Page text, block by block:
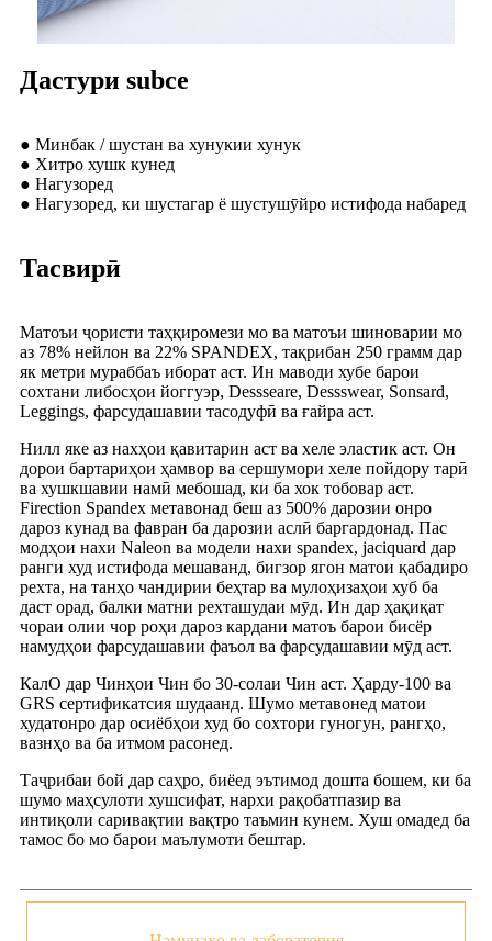
Дастури subce
● Минбак / шустан ва хунукии хунук
● Хитро хушк кунед
● Нагузоред
● Нагузоред, ки шустагар ё шустушӯйро истифода набаред
Тасвирӣ
Матоъи ҷористи таҳқиромези мо ва матоъи шиноварии мо
аз 78% нейлон ва 22% SPANDEX, тақрибан 250 грамм дар
як метри мураббаъ иборат аст. Ин маводи хубе барои
сохтани либосҳои йоггуэр, Dessseare, Dessswear, Sonsard,
Leggings, фарсудашавии тасодуфӣ ва ғайра аст.
Нилл яке аз нахҳои қавитарин аст ва хеле эластик аст. Он
дорои бартариҳои ҳамвор ва сершумори хеле пойдору тарӣ
ва хушкшавии намӣ мебошад, ки ба хок тобовар аст.
Firection Spandex метавонад беш аз 500% дарозии онро
дароз кунад ва фавран ба дарозии аслӣ баргардонад. Пас
модҳои нахи Naleon ва модели нахи spandex, jaciquard дар
ранги худ истифода мешаванд, бигзор ягон матои қабадиро
рехта, на танҳо чандирии беҳтар ва мулоҳизаҳои хуб ба
даст орад, балки матни рехташудаи мӯд. Ин дар ҳақиқат
чораи олии чор роҳи дароз кардани матоъ барои бисёр
намудҳои фарсудашавии фаъол ва фарсудашавии мӯд аст.
КалО дар Чинҳои Чин бо 30-солаи Чин аст. Ҳарду-100 ва
GRS сертификатсия шудаанд. Шумо метавонед матои
худатонро дар осиёбҳои худ бо сохтори гуногун, рангҳо,
вазнҳо ва ба итмом расонед.
Таҷрибаи бой дар саҳро, биёед эътимод дошта бошем, ки ба
шумо маҳсулоти хушсифат, нархи рақобатпазир ва
интиқоли саривақтии вақтро таъмин кунем. Хуш омадед ба
тамос бо мо барои маълумоти бештар.